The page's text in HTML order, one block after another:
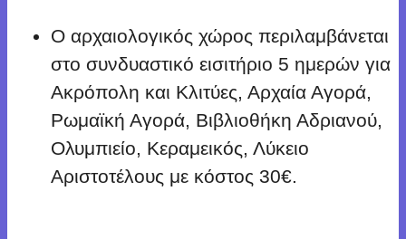
Ο αρχαιολογικός χώρος περιλαμβάνεται
στο συνδυαστικό εισιτήριο 5 ημερών για
Ακρόπολη και Κλιτύες, Αρχαία Αγορά,
Ρωμαϊκή Αγορά, Βιβλιοθήκη Αδριανού,
Ολυμπιείο, Κεραμεικός, Λύκειο
Αριστοτέλους με κόστος 30€.